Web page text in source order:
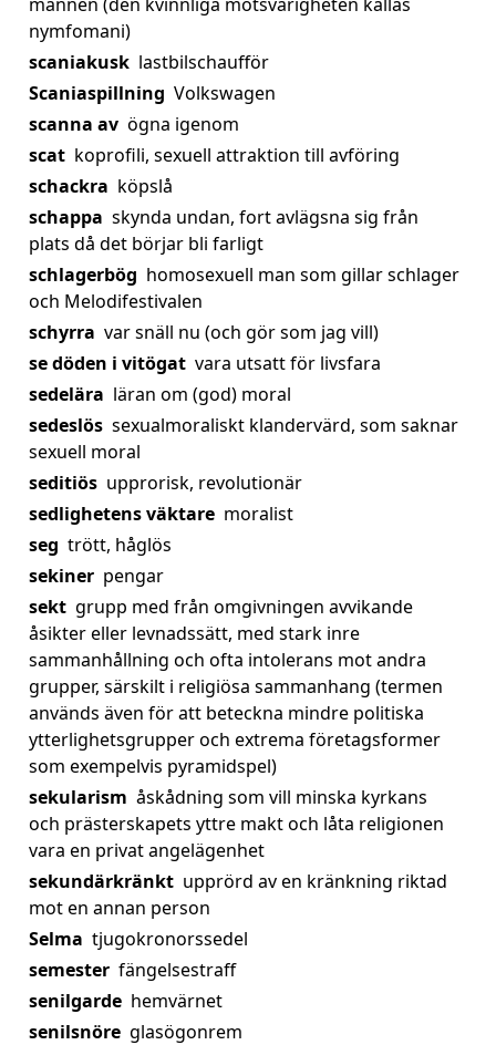
nymfomani)
scaniakusk lastbilschaufför
Scaniaspillning Volkswagen
scanna av ögna igenom
scat koprofili, sexuell attraktion till avföring
schackra köpslå
schappa skynda undan, fort avlägsna sig från
plats då det börjar bli farligt
schlagerbög homosexuell man som gillar schlager
och Melodifestivalen
schyrra var snäll nu (och gör som jag vill)
se döden i vitögat vara utsatt för livsfara
sedelära läran om (god) moral
sedeslös sexualmoraliskt klandervärd, som saknar
sexuell moral
seditiös upprorisk, revolutionär
sedlighetens väktare moralist
seg trött, håglös
sekiner pengar
sekt grupp med från omgivningen avvikande
åsikter eller levnadssätt, med stark inre
sammanhållning och ofta intolerans mot andra
grupper, särskilt i religiösa sammanhang (termen
används även för att beteckna mindre politiska
ytterlighetsgrupper och extrema företagsformer
som exempelvis pyramidspel)
sekularism åskådning som vill minska kyrkans
och prästerskapets yttre makt och låta religionen
vara en privat angelägenhet
sekundärkränkt upprörd av en kränkning riktad
mot en annan person
Selma tjugokronorssedel
semester fängelsestraff
senilgarde hemvärnet
senilsnöre glasögonrem